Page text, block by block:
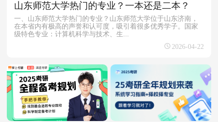
山东师范大学热门的专业？一本还是二本？
一、山东师范大学热门的专业？山东师范大学位于山东济南，
在本省内有极高的声誉和认可度，吸引着很多优秀学子。国家
级特色专业：计算机科学与技术、生...
2026-04-22